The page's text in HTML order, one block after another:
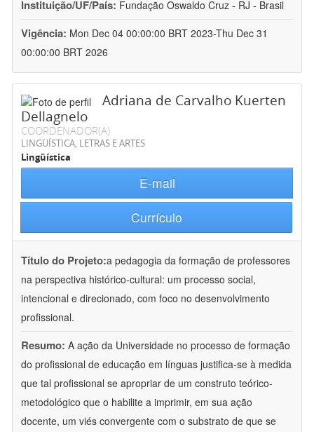
Instituição/UF/País: Fundação Oswaldo Cruz - RJ - Brasil
Vigência: Mon Dec 04 00:00:00 BRT 2023-Thu Dec 31
00:00:00 BRT 2026
Adriana de Carvalho Kuerten
Dellagnelo
COORDENADOR(A)
LINGÜÍSTICA, LETRAS E ARTES
Lingüística
E-mail
Currículo
Título do Projeto:a pedagogia da formação de professores
na perspectiva histórico-cultural: um processo social,
intencional e direcionado, com foco no desenvolvimento
profissional.
Resumo: A ação da Universidade no processo de formação
do profissional de educação em línguas justifica-se à medida
que tal profissional se apropriar de um construto teórico-
metodológico que o habilite a imprimir, em sua ação
docente, um viés convergente com o substrato de que se